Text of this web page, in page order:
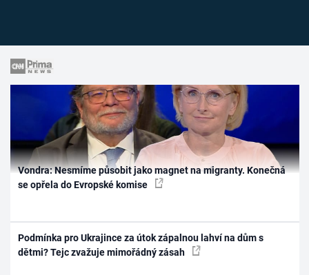
Vondra: Nesmíme působit jako magnet na migranty. Konečná
se opřela do Evropské komise
Podmínka pro Ukrajince za útok zápalnou lahví na dům s
dětmi? Tejc zvažuje mimořádný zásah